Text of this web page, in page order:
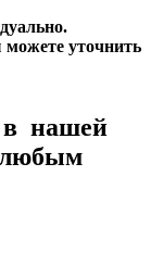
уточнить
в нашей
любым